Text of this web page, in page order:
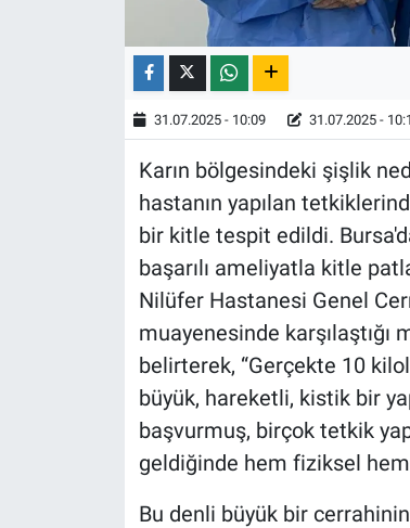
31.07.2025 - 10:09 31.07.2025 -
Karın bölgesindeki şişlik
hastanın yapılan
bir kitle tespit edildi.
başarılı ameliyatla kitle
Nilüfer Hastanesi Genel
muayenesinde karşılaştığı
belirterek, “Gerçekte 10
büyük, hareketli, kistik bir
başvurmuş, birçok tetkik
geldiğinde hem fiziksel
Bu denli büyük bir